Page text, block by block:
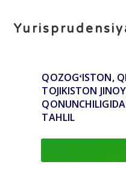
QOZOGʻISTON,
TOJIKISTON
TAHLIL